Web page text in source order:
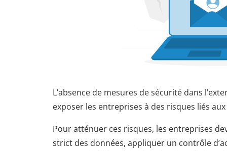
L’absence de mesures de sécurité dans
exposer les entreprises à des risques liés
Pour atténuer ces risques, les entreprises
strict des données, appliquer un contrôle